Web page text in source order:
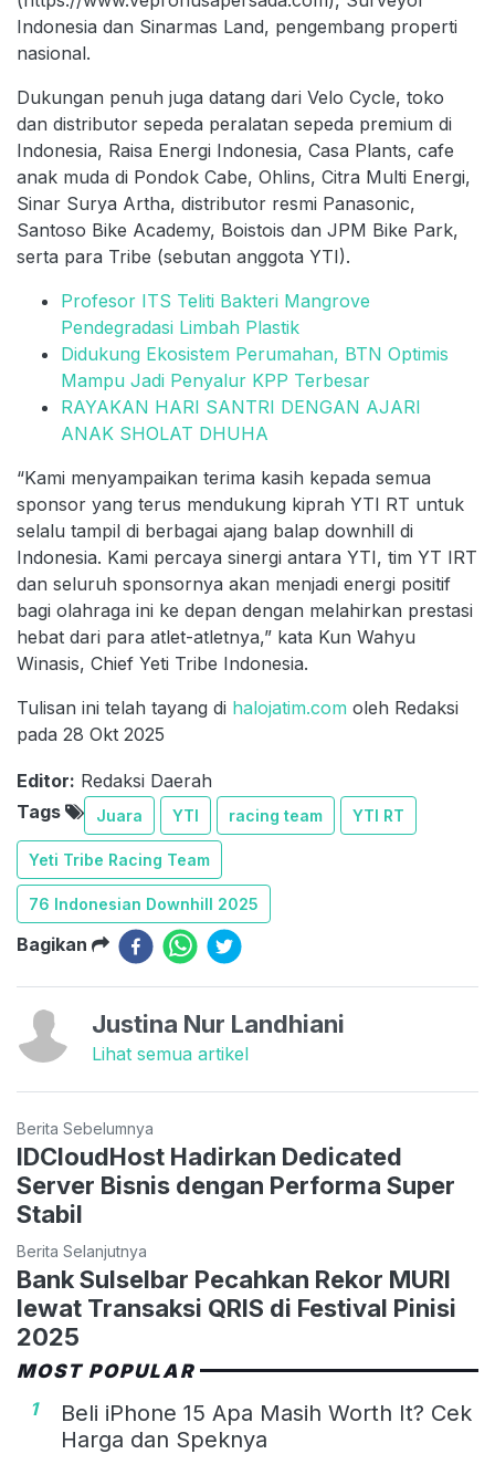
Indonesia dan Sinarmas Land, pengembang properti
nasional.
Dukungan penuh juga datang dari Velo Cycle, toko
dan distributor sepeda peralatan sepeda premium di
Indonesia, Raisa Energi Indonesia, Casa Plants, cafe
anak muda di Pondok Cabe, Ohlins, Citra Multi Energi,
Sinar Surya Artha, distributor resmi Panasonic,
Santoso Bike Academy, Boistois dan JPM Bike Park,
serta para Tribe (sebutan anggota YTI).
Profesor ITS Teliti Bakteri Mangrove
Pendegradasi Limbah Plastik
Didukung Ekosistem Perumahan, BTN Optimis
Mampu Jadi Penyalur KPP Terbesar
RAYAKAN HARI SANTRI DENGAN AJARI
ANAK SHOLAT DHUHA
“Kami menyampaikan terima kasih kepada semua
sponsor yang terus mendukung kiprah YTI RT untuk
selalu tampil di berbagai ajang balap downhill di
Indonesia. Kami percaya sinergi antara YTI, tim YT IRT
dan seluruh sponsornya akan menjadi energi positif
bagi olahraga ini ke depan dengan melahirkan prestasi
hebat dari para atlet-atletnya,” kata Kun Wahyu
Winasis, Chief Yeti Tribe Indonesia.
Tulisan ini telah tayang di halojatim.com oleh Redaksi
pada 28 Okt 2025
Editor: Redaksi Daerah
Tags
Juara YTI racing team YTI RT
Yeti Tribe Racing Team
76 Indonesian Downhill 2025
Bagikan
Justina Nur Landhiani
Lihat semua artikel
Berita Sebelumnya
IDCloudHost Hadirkan Dedicated
Server Bisnis dengan Performa Super
Stabil
Berita Selanjutnya
Bank Sulselbar Pecahkan Rekor MURI
lewat Transaksi QRIS di Festival Pinisi
2025
MOST POPULAR
1
Beli iPhone 15 Apa Masih Worth It? Cek
Harga dan Speknya